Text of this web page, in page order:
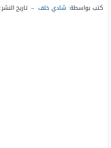
كتب بواسطة: شادي خلف – تاريخ النشر: